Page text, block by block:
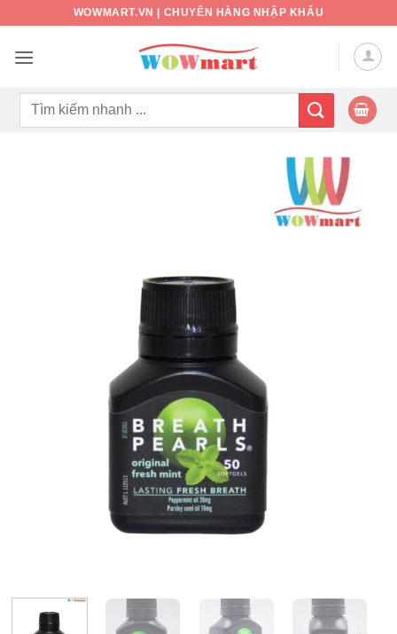
nội
WOWMART.VN | CHUYÊN HÀNG NHẬP KHẨU
Tìm